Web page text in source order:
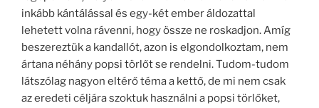
inkább kántálással és egy-két ember áldozattal
lehetett volna rávenni, hogy össze ne roskadjon. Amíg
beszereztük a kandallót, azon is elgondolkoztam, nem
ártana néhány popsi törlőt se rendelni. Tudom-tudom
látszólag nagyon eltérő téma a kettő, de mi nem csak
az eredeti céljára szoktuk használni a popsi törlőket,